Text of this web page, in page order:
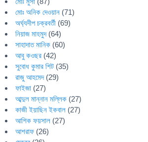
মোঃ অনিক দেওয়ান (71)
অর্ঘ্যদীপ চক্রবর্তী (69)
নিয়াজ মাহমুদ(64)
সাহাদাত মানিক (60)
আবু কওছর (42)
সুবোধ কুমার শিট (35)
রাজু আহমেদ(29)
ফাইজা (27)
আব্দুল মান্নান মল্লিক (27)
কাজী ইয়াছিন ইকবাল (27)
আশিক ফয়সাল (27)
আশরাফ (26)